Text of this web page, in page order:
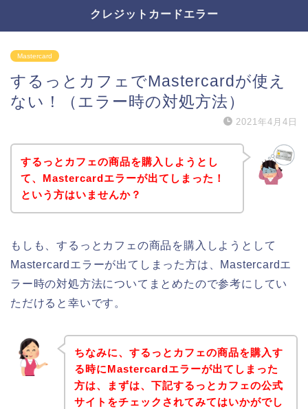
クレジットカードエラー
Mastercard
するっとカフェでMastercardが使え
ない！（エラー時の対処方法）
2021年4月4日
するっとカフェの商品を購入しようとし
て、Mastercardエラーが出てしまった！
という方はいませんか？
もしも、するっとカフェの商品を購入しようとして
Mastercardエラーが出てしまった方は、Mastercardエ
ラー時の対処方法についてまとめたので参考にしてい
ただけると幸いです。
ちなみに、するっとカフェの商品を購入す
る時にMastercardエラーが出てしまった
方は、まずは、下記するっとカフェの公式
サイトをチェックされてみてはいかがでし